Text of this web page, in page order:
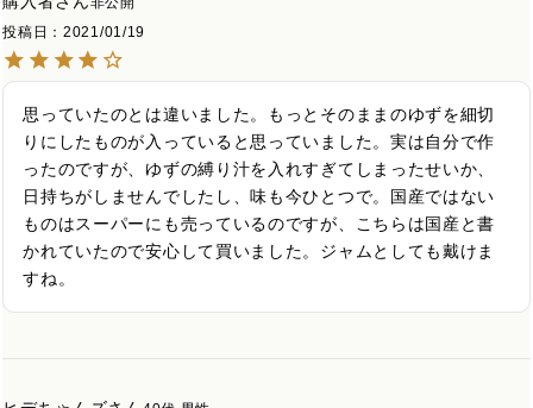
投稿日
2021/01/19
思っていたのとは違いました。もっとそのままのゆずを細切
りにしたものが入っていると思っていました。実は自分で作
ったのですが、ゆずの縛り汁を入れすぎてしまったせいか、
日持ちがしませんでしたし、味も今ひとつで。国産ではない
ものはスーパーにも売っているのですが、こちらは国産と書
かれていたので安心して買いました。ジャムとしても戴けま
すね。